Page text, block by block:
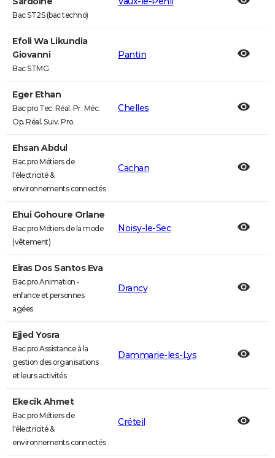
Bac ST2S (bac techno)
Efoli Wa Likundia
Giovanni
Bac STMG
Pantin
Eger Ethan
Bac pro Tec. Réal. Pr. Méc.
Op. Réal. Suiv. Pro.
Chelles
Ehsan Abdul
Bac pro Métiers de
l'électricité &
environnements connectés
Cachan
Ehui Gohoure Orlane
Bac pro Métiers de la mode
(vêtement)
Noisy-le-Sec
Eiras Dos Santos Eva
Bac pro Animation -
enfance et personnes
agées
Drancy
Ejjed Yosra
Bac pro Assistance à la
gestion des organisations
et leurs activités
Dammarie-les-Lys
Ekecik Ahmet
Bac pro Métiers de
l'électricité &
environnements connectés
Créteil